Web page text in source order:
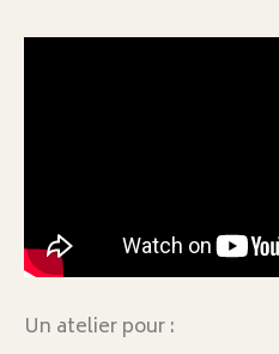
Un atelier pour :